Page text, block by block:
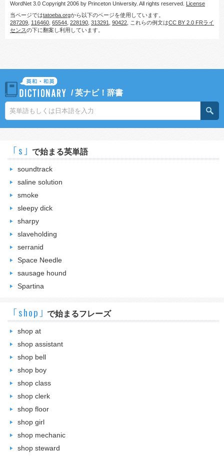
WordNet 3.0 Copyright 2006 by Princeton University. All rights reserved. License
当ページではtatoeba.orgから以下のページを使用しています。
287209 116460 65544 228190 313291 90422 , これらの例文はCC BY 2.0 FRライ
センスの下に翻案し利用しています。
/英ナビ！辞書
｢s｣ で始まる英単語
soundtrack
saline solution
smoke
sleepy dick
sharpy
slaveholding
serranid
Space Needle
sausage hound
Spartina
｢shop｣ で始まるフレーズ
shop at
shop assistant
shop bell
shop boy
shop class
shop clerk
shop floor
shop girl
shop mechanic
shop steward